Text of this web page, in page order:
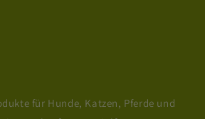
für Hunde, Katzen, Pferde und